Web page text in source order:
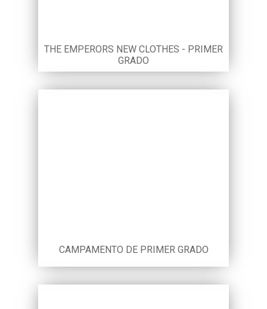
THE EMPERORS NEW CLOTHES - PRIMER
GRADO
CAMPAMENTO DE PRIMER GRADO